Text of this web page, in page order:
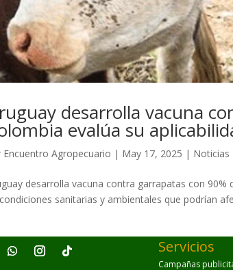
desarrolla vacuna
evalúa su
Encuentro Agropecuario | May 17, 2025 | Noticias
desarrolla vacuna contra garrapatas con
sanitarias y ambientales que podrían
Servicios
Campañas